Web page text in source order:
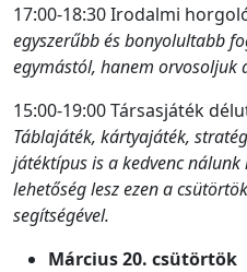
17:00-18:30 Irodalmi
egyszerűbb és bonyolultabb
egymástól, hanem orvosoljuk
15:00-19:00 Társasjáték
Táblajáték, kártyajáték,
játéktípus is a kedvenc
lehetőség lesz ezen a
segítségével.
Március 20. csütörtök